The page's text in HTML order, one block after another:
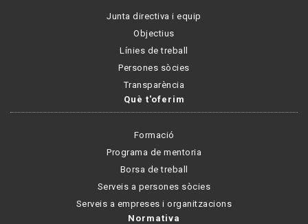
Junta directiva i equip
Objectius
Línies de treball
Persones sòcies
Transparència
Què t'oferim
Formació
Programa de mentoria
Borsa de treball
Serveis a persones sòcies
Serveis a empreses i organitzacions
Normativa